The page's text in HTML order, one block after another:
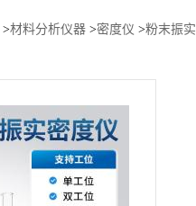
>材料分析仪器 >密度仪 >粉末振实